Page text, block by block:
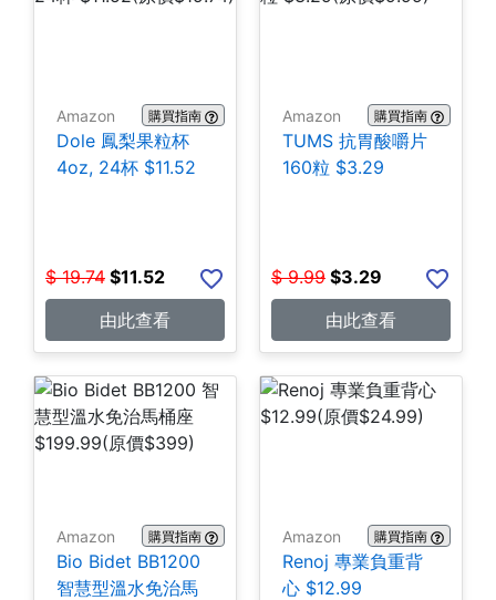
Amazon 購買指南
Dole 鳳梨果粒杯
4oz, 24杯 $11.52
$ 19.74 $11.52
由此查看
Amazon 購買指南
TUMS 抗胃酸嚼片
160粒 $3.29
$ 9.99 $3.29
由此查看
Amazon 購買指南
Bio Bidet BB1200
智慧型溫水免治馬
Amazon 購買指南
Renoj 專業負重背
心 $12.99